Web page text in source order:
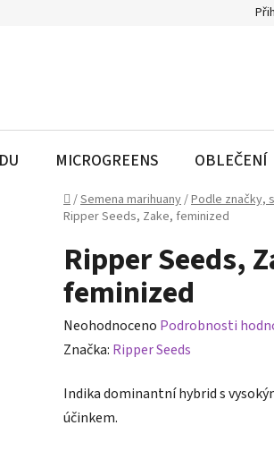
MICROGREENS OBLEČENÍ
Domů
/Semena marihuany/Podle značky,
Ripper Seeds, Zake, feminized
Ripper Seeds,
feminized
Průměrné
hodnocení
je
0,0
Neohodnoceno Podrobnosti
Značka: Ripper Seeds
Indika dominantní hybrid s
účinkem.